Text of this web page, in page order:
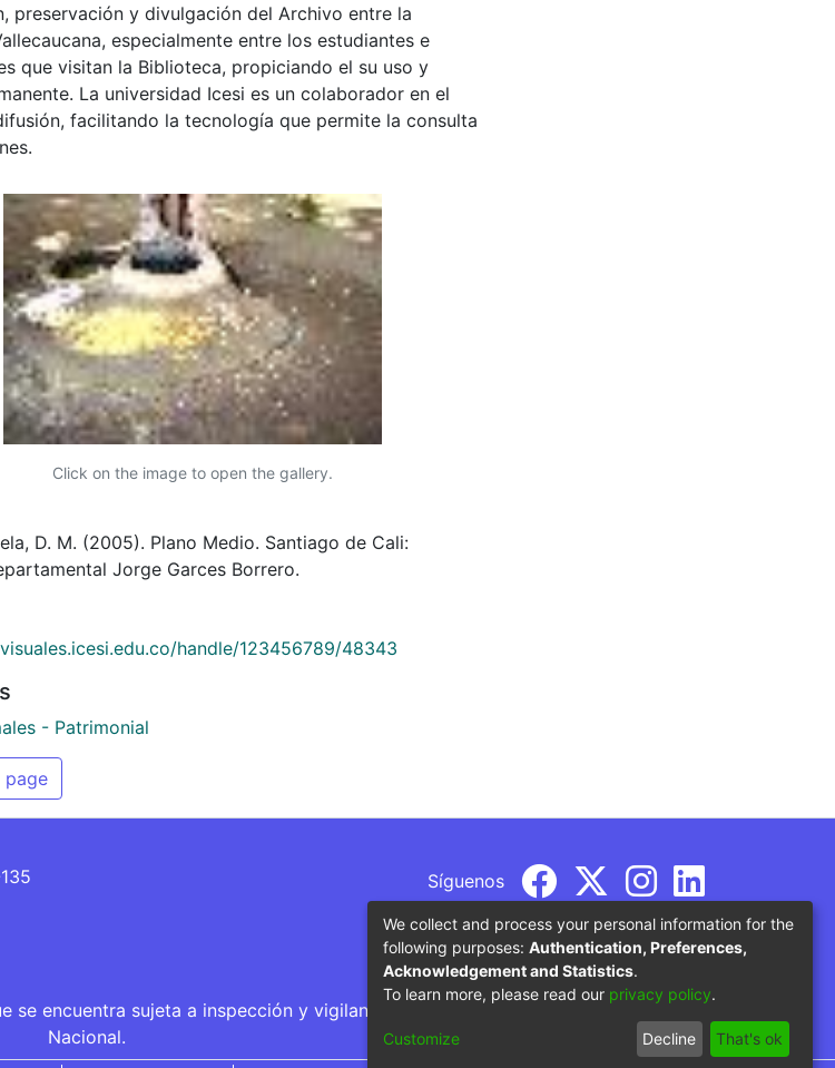
preservación y divulgación del Archivo entre la
especialmente entre los estudiantes e
que visitan la Biblioteca, propiciando el su uso y
La universidad Icesi es un colaborador en el
facilitando la tecnología que permite la consulta
Click on the image to open the gallery.
D. M. (2005). Plano Medio. Santiago de Cali:
Jorge Garces Borrero.
handle/123456789/48343
- Patrimonial
page
Síguenos
se encuentra sujeta a inspección y vigilancia por parte del Ministerio de Educación
Nacional.
We collect and process your personal information for the
following purposes: Authentication, Preferences,
Acknowledgement and Statistics.
To learn more, please read our privacy policy.
Customize Decline That's ok